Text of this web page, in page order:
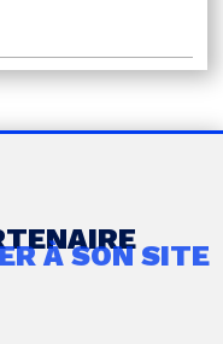
À SON SITE